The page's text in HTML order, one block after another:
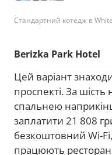
Стандартний котедж в
Berizka Park Hotel
Цей варіант
проспекті. За
спальнею
заплатити 21 808
безкоштовний Wi-
працюють ресторан